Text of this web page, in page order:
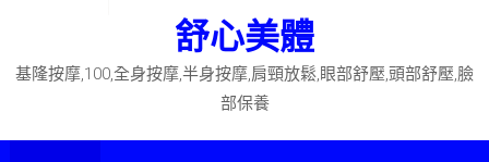
舒心美體
基隆按摩,100,全身按摩,半身按摩,肩頸放鬆,眼部舒壓,頭部舒壓,臉
部保養